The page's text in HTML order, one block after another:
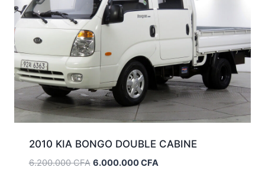
2010 KIA BONGO DOUBLE CABINE
6.200.000CFA Le
6.000.000CFALe